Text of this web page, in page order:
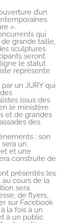
d’un
».
qui
grande taille,
sculptures
seront
le statut
représente
un JURY qui
issus des
le ministère
et de grandes
des
: son
un
et une
construite de
présentés les
cours de la
sera
de flyers,
sur Facebook
la fois à un
à un public